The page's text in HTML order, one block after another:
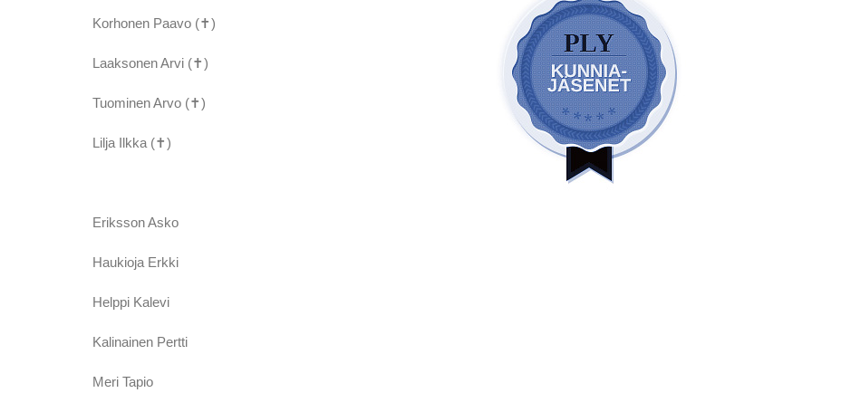
Korhonen Paavo (✝)
Laaksonen Arvi (✝)
Tuominen Arvo (✝)
Lilja Ilkka (✝)
Eriksson Asko
Haukioja Erkki
Helppi Kalevi
Kalinainen Pertti
Meri Tapio